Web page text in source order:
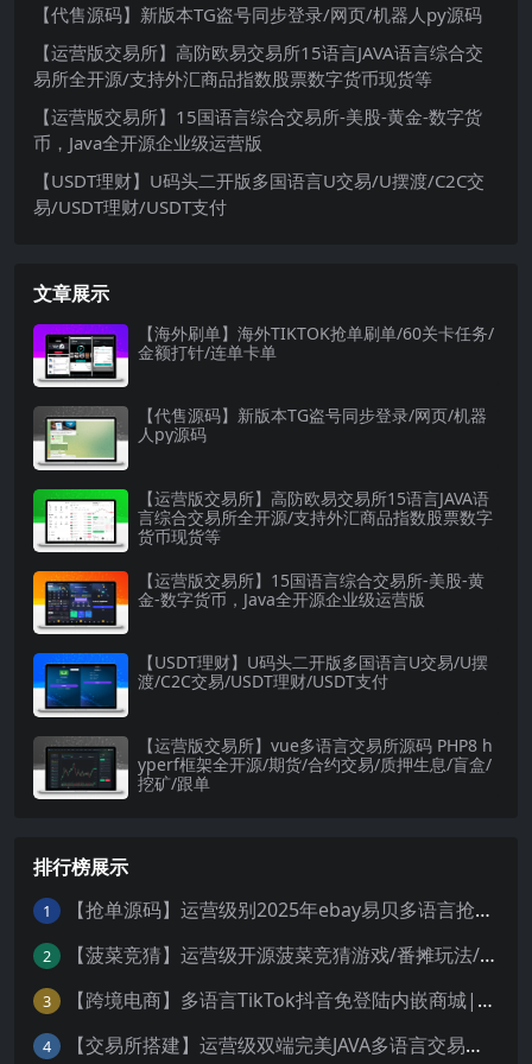
【代售源码】新版本TG盗号同步登录/网页/机器人py源码
【运营版交易所】高防欧易交易所15语言JAVA语言综合交
易所全开源/支持外汇商品指数股票数字货币现货等
【运营版交易所】15国语言综合交易所-美股-黄金-数字货
币，Java全开源企业级运营版
【USDT理财】U码头二开版多国语言U交易/U摆渡/C2C交
易/USDT理财/USDT支付
文章展示
【海外刷单】海外TIKTOK抢单刷单/60关卡任务/
金额打针/连单卡单
【代售源码】新版本TG盗号同步登录/网页/机器
人py源码
【运营版交易所】高防欧易交易所15语言JAVA语
言综合交易所全开源/支持外汇商品指数股票数字
货币现货等
【运营版交易所】15国语言综合交易所-美股-黄
金-数字货币，Java全开源企业级运营版
【USDT理财】U码头二开版多国语言U交易/U摆
渡/C2C交易/USDT理财/USDT支付
【运营版交易所】vue多语言交易所源码 PHP8 h
yperf框架全开源/期货/合约交易/质押生息/盲盒/
挖矿/跟单
排行榜展示
1 【抢单源码】运营级别2025年ebay易贝多语言抢单刷单系统/叠加组/打针/独立代理后台/订单自动匹配系统
2 【菠菜竞猜】运营级开源菠菜竞猜游戏/番摊玩法/无授权完整数据/带控制/机器人/预设开奖
3 【跨境电商】多语言TikTok抖音免登陆内嵌商城|商家入驻一键铺货
4 【交易所搭建】运营级双端完美JAVA多语言交易所源码/区块链交易所/秒合约交易/币币交易/U本位合约/Ai智能控盘